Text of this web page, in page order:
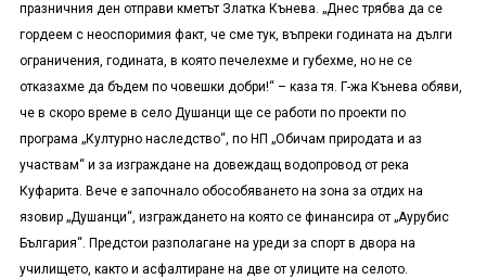
празничния ден отправи кметът Златка Кънева. „Днес трябва да се
гордеем с неоспоримия факт, че сме тук, въпреки годината на дълги
ограничения, годината, в която печелехме и губехме, но не се
отказахме да бъдем по човешки добри!“ – каза тя. Г-жа Кънева обяви,
че в скоро време в село Душанци ще се работи по проекти по
програма „Културно наследство“, по НП „Обичам природата и аз
участвам“ и за изграждане на довеждащ водопровод от река
Куфарита. Вече е започнало обособяването на зона за отдих на
язовир „Душанци“, изграждането на която се финансира от „Аурубис
България“. Предстои разполагане на уреди за спорт в двора на
училището, както и асфалтиране на две от улиците на селото.